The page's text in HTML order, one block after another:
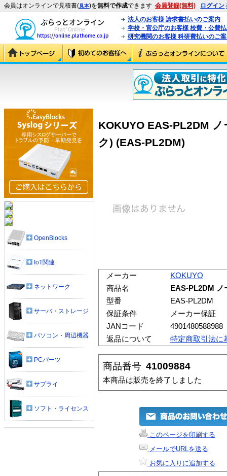
会員はオンラインで見積書(見本)を無料で作成できます 会員登録(無料) ログイン
法人のお客様 請求書払いのご案内
学校・官公庁のお客様 校費・公費
研究機関のお客様 科研費払いのご
KOKUYO EAS-PL2DM
ク) (EAS-PL2DM)
メーカー
KOKUYO
商品名
EAS-PL2DM ノ
型番
EAS-PL2DM
保証条件
メーカー保証
JANコード
4901480588988
返品について
特定商取引法に
商品番号 41009884
本商品は販売を終了しました
このページを印刷する
メールでURLを送る
お気に入りに追加する
OpenBlocks
IoT関連
ネットワーク
サーバ・ストレージ
パソコン・周辺機器
PCパーツ
サプライ
ソフト・ライセンス